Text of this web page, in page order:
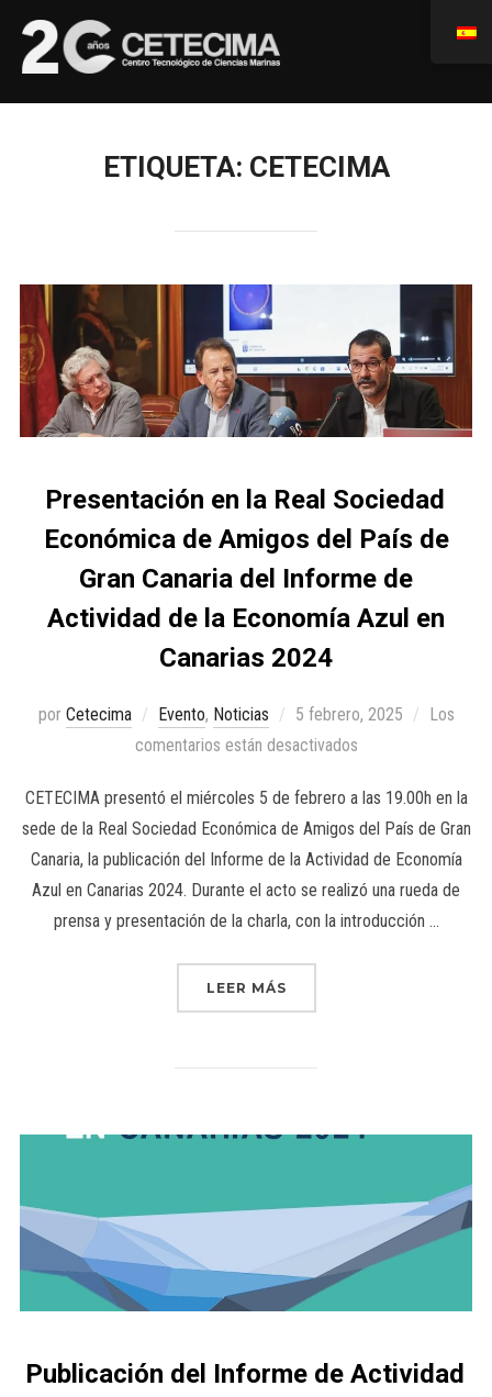
ETIQUETA: CETECIMA
Presentación en la Real Sociedad
Económica de Amigos del País de
Gran Canaria del Informe de
Actividad de la Economía Azul en
Canarias 2024
por Cetecima Evento, Noticias 5 febrero, 2025
Los
comentarios están desactivados
CETECIMA presentó el miércoles 5 de febrero a las 19.00h en la
sede de la Real Sociedad Económica de Amigos del País de Gran
Canaria, la publicación del Informe de la Actividad de Economía
Azul en Canarias 2024. Durante el acto se realizó una rueda de
prensa y presentación de la charla, con la introducción …
LEER MÁS
Publicación del Informe de Actividad